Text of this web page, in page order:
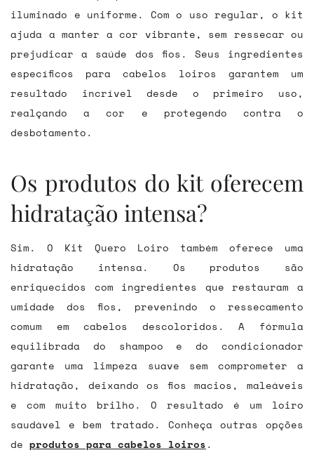
iluminado e uniforme. Com o uso regular, o kit
ajuda a manter a cor vibrante, sem ressecar ou
prejudicar a saúde dos fios. Seus ingredientes
específicos para cabelos loiros garantem um
resultado incrível desde o primeiro uso,
realçando a cor e protegendo contra o
desbotamento.
Os produtos do kit oferecem
hidratação intensa?
Sim. O Kit Quero Loiro também oferece uma
hidratação intensa. Os produtos são
enriquecidos com ingredientes que restauram a
umidade dos fios, prevenindo o ressecamento
comum em cabelos descoloridos. A fórmula
equilibrada do shampoo e do condicionador
garante uma limpeza suave sem comprometer a
hidratação, deixando os fios macios, maleáveis
e com muito brilho. O resultado é um loiro
saudável e bem tratado. Conheça outras opções
de produtos para cabelos loiros.